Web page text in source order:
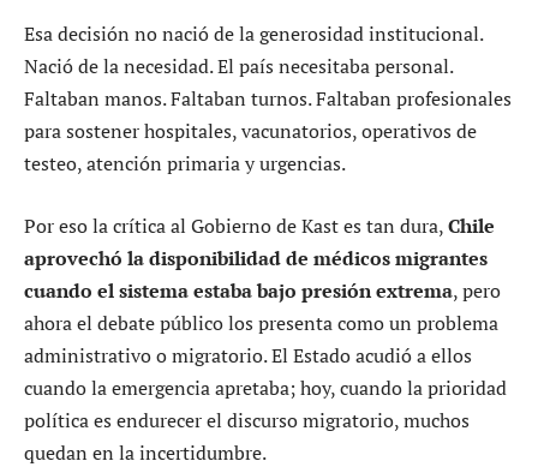
Esa decisión no nació de la generosidad institucional.
Nació de la necesidad. El país necesitaba personal.
Faltaban manos. Faltaban turnos. Faltaban profesionales
para sostener hospitales, vacunatorios, operativos de
testeo, atención primaria y urgencias.
Por eso la crítica al Gobierno de Kast es tan dura,Chile
aprovechó la disponibilidad de médicos migrantes
cuando el sistema estaba bajo presión extrema, pero
ahora el debate público los presenta como un problema
administrativo o migratorio. El Estado acudió a ellos
cuando la emergencia apretaba; hoy, cuando la prioridad
política es endurecer el discurso migratorio, muchos
quedan en la incertidumbre.